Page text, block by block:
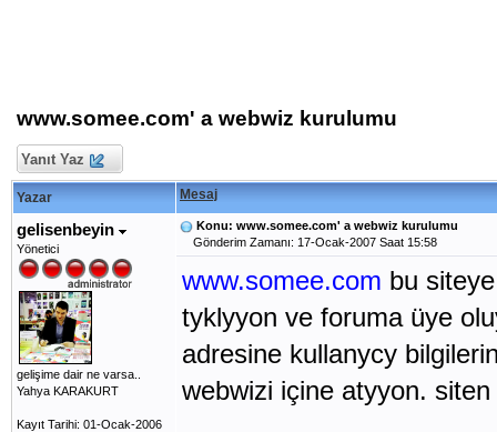
www.somee.com' a webwiz kurulumu
Yanıt Yaz
Yazar Mesaj
gelisenbeyin
Yönetici
gelişime dair ne varsa..
Yahya KARAKURT
Kayıt Tarihi: 01-Ocak-2006
Konu: www.somee.com' a webwiz kurulumu
Gönderim Zamanı: 17-Ocak-2007 Saat 15:58
www.somee.com bu
tyklyyon ve foruma üye
adresine kullanycy
webwizi içine atyyon.